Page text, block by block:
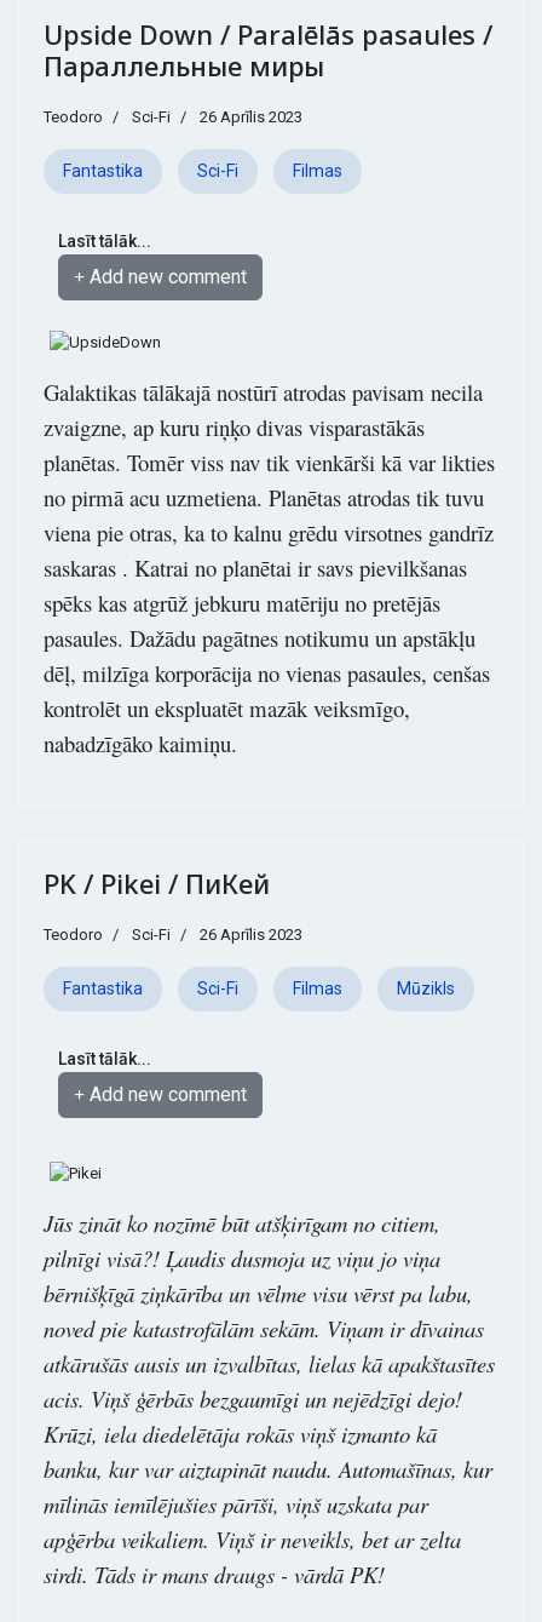
Upside Down / Paralēlās pasaules /
Параллельные миры
Teodoro Sci-Fi 26 Aprīlis 2023
Fantastika Sci-Fi Filmas
Lasīt tālāk...
Add new comment
Galaktikas tālākajā nostūrī atrodas pavisam necila
zvaigzne, ap kuru riņķo divas visparastākās
planētas. Tomēr viss nav tik vienkārši kā var likties
no pirmā acu uzmetiena. Planētas atrodas tik tuvu
viena pie otras, ka to kalnu grēdu virsotnes gandrīz
saskaras . Katrai no planētai ir savs pievilkšanas
spēks kas atgrūž jebkuru matēriju no pretējās
pasaules. Dažādu pagātnes notikumu un apstākļu
dēļ, milzīga korporācija no vienas pasaules, cenšas
kontrolēt un ekspluatēt mazāk veiksmīgo,
nabadzīgāko kaimiņu.
PK / Pikei / ПиКей
Teodoro Sci-Fi 26 Aprīlis 2023
Fantastika Sci-Fi Filmas Mūzikls
Lasīt tālāk...
Add new comment
Jūs zināt ko nozīmē būt atšķirīgam no citiem,
pilnīgi visā?! Ļaudis dusmoja uz viņu jo viņa
bērnišķīgā ziņkārība un vēlme visu vērst pa labu,
noved pie katastrofālām sekām. Viņam ir dīvainas
atkārušās ausis un izvalbītas, lielas kā apakštasītes
acis. Viņš ģērbās bezgaumīgi un nejēdzīgi dejo!
Krūzi, iela diedelētāja rokās viņš izmanto kā
banku, kur var aiztapināt naudu. Automašīnas, kur
mīlinās iemīlējušies pārīši, viņš uzskata par
apģērba veikaliem. Viņš ir neveikls, bet ar zelta
sirdi. Tāds ir mans draugs - vārdā PK!